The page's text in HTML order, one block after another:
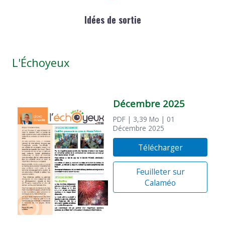
Idées de sortie
L'Échoyeux
Décembre 2025
PDF | 3,39 Mo | 01
Décembre 2025
Télécharger
Feuilleter sur
Calaméo